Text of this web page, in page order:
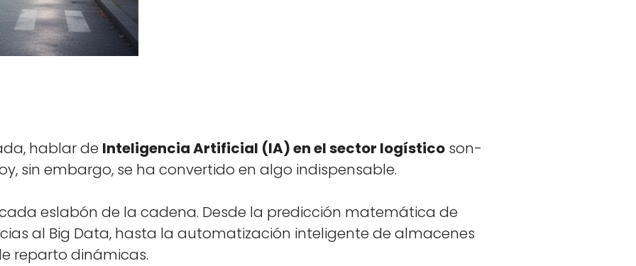
hablar de Inteligen­cia Arti­fi­cial (IA) en el sec­tor logís­ti­co son­
sin embar­go, se ha con­ver­tido en algo indis­pens­able.
eslabón de la cade­na. Des­de la predic­ción matemáti­ca de
al Big Data, has­ta la autom­a­ti­zación inteligente de almacenes
repar­to dinámi­cas.